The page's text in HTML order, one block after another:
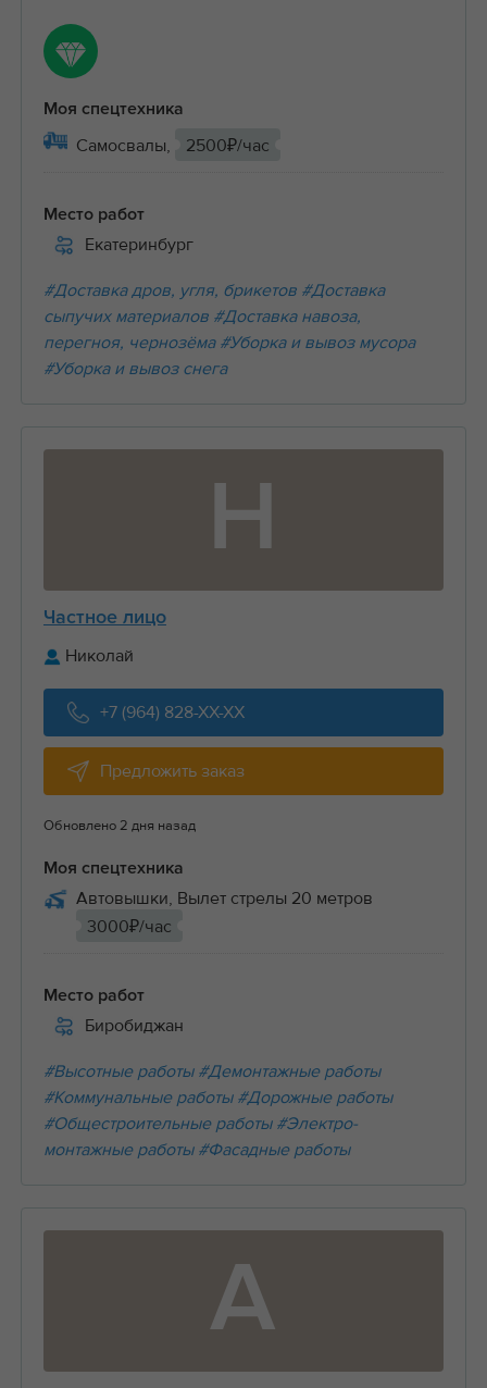
Моя спецтехника
Самосвалы, 2500₽/час
Место работ
Екатеринбург
#Доставка дров, угля, брикетов #Доставка
сыпучих материалов #Доставка навоза,
перегноя, чернозёма #Уборка и вывоз мусора
#Уборка и вывоз снега
Н
Частное лицо
Николай
+7 (964) 828-XX-XX
Предложить заказ
Обновлено 2 дня назад
Моя спецтехника
Автовышки, Вылет стрелы 20 метров
3000₽/час
Место работ
Биробиджан
#Высотные работы #Демонтажные работы
#Коммунальные работы #Дорожные работы
#Общестроительные работы #Электро-
монтажные работы #Фасадные работы
А